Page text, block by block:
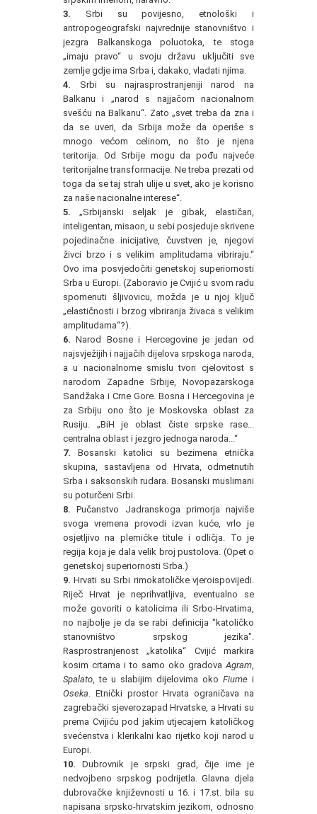
3. Srbi su povijesno, etnološki i
antropogeografski najvrednije stanovništvo i
jezgra Balkanskoga poluotoka, te stoga
„imaju pravo“ u svoju državu uključiti sve
zemlje gdje ima Srba i, dakako, vladati njima.
4. Srbi su najrasprostranjeniji narod na
Balkanu i „narod s najjačom nacionalnom
svešću na Balkanu“. Zato „svet treba da zna i
da se uveri, da Srbija može da operiše s
mnogo većom celinom, no što je njena
teritorija. Od Srbije mogu da pođu najveće
teritorijalne transformacije. Ne treba prezati od
toga da se taj strah ulije u svet, ako je korisno
za naše nacionalne interese“.
5. „Srbijanski seljak je gibak, elastičan,
inteligentan, misaon, u sebi posjeduje skrivene
pojedinačne inicijative, čuvstven je, njegovi
živci brzo i s velikim amplitudama vibriraju.“
Ovo ima posvjedočiti genetskoj superiornosti
Srba u Europi. (Zaboravio je Cvijić u svom radu
spomenuti šljivovicu, možda je u njoj ključ
„elastičnosti i brzog vibriranja živaca s velikim
amplitudama“?).
6. Narod Bosne i Hercegovine je jedan od
najsvježijih i najjačih dijelova srpskoga naroda,
a u nacionalnome smislu tvori cjelovitost s
narodom Zapadne Srbije, Novopazarskoga
Sandžaka i Crne Gore. Bosna i Hercegovina je
za Srbiju ono što je Moskovska oblast za
Rusiju. „BiH je oblast čiste srpske rase...
centralna oblast i jezgro jednoga naroda...“
7. Bosanski katolici su bezimena etnička
skupina, sastavljena od Hrvata, odmetnutih
Srba i saksonskih rudara. Bosanski muslimani
su poturčeni Srbi.
8. Pučanstvo Jadranskoga primorja najviše
svoga vremena provodi izvan kuće, vrlo je
osjetljivo na plemićke titule i odličja. To je
regija koja je dala velik broj pustolova. (Opet o
genetskoj superiornosti Srba.)
9. Hrvati su Srbi rimokatoličke vjeroispovijedi.
Riječ Hrvat je neprihvatljiva, eventualno se
može govoriti o katolicima ili Srbo-Hrvatima,
no najbolje je da se rabi definicija "katoličko
stanovništvo srpskog jezika".
Rasprostranjenost „katolika“ Cvijić markira
kosim crtama i to samo oko gradova Agram
Spalato , te u slabijim dijelovima oko Fiume i
Oseka . Etnički prostor Hrvata ograničava na
zagrebački sjeverozapad Hrvatske, a Hrvati su
prema Cvijiću pod jakim utjecajem katoličkog
svećenstva i klerikalni kao rijetko koji narod u
Europi.
10. Dubrovnik je srpski grad, čije ime je
nedvojbeno srpskog podrijetla. Glavna djela
dubrovačke književnosti u 16. i 17.st. bila su
napisana srpsko-hrvatskim jezikom, odnosno